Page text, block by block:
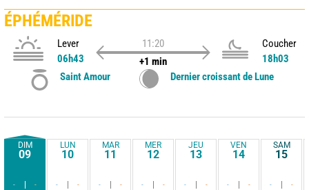
ÉPHÉMÉRIDE
Lever
06h43
11:20
+1 min
Coucher
18h03
Saint Amour
Dernier croissant de Lune
DIM
09
- -
LUN
10
- -
MAR
11
- -
MER
12
- -
JEU
13
- -
VEN
14
- -
SAM
15
- -